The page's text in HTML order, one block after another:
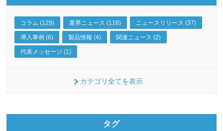
コラム (129) 業界ニュース (116) ニュースリリース (37)
導入事例 (6) 製品情報 (4) 関連ニュース (2)
代表メッセージ (1)
カテゴリ全てを表示
タグ